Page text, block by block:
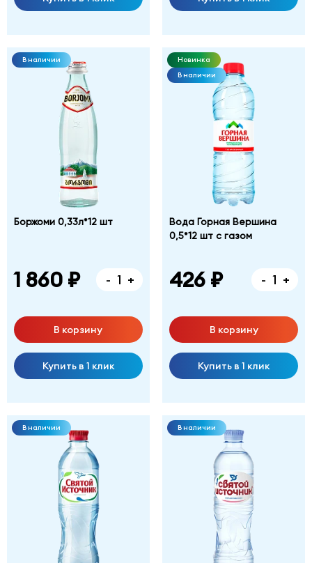
В наличии
Боржоми 0,33л*12 шт
1 860 ₽ - +
В корзину
Купить в 1 клик
Новинка
В наличии
Вода Горная Вершина
0,5*12 шт с газом
426 ₽ - +
В корзину
Купить в 1 клик
В наличии В наличии